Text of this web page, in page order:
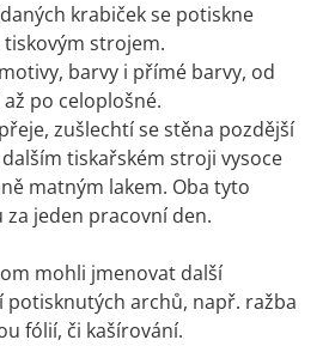
krabiček se potiskne
strojem.
barvy i přímé barvy, od
po celoplošné.
zušlechtí se stěna pozdější
tiskařském stroji vysoce
matným lakem. Oba tyto
jeden pracovní den.
mohli jmenovat další
archů, např. ražba
fólií, či kašírování.